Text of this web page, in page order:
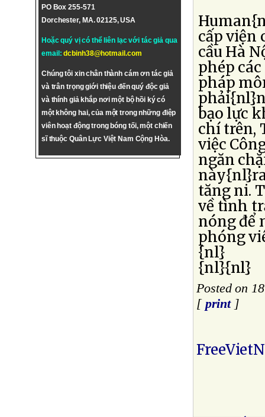
PO Box 255-571
Dorchester, MA. 02125, USA
Hoặc quý vị có thể liên lạc với tác giả qua
email:dcbinh38@hotmail.com
Chúng tôi xin chân thành cám ơn tác giả
và trân trọng giới thiệu đến quý độc giả
và thính giả khắp nơi một bộ hồi ký có
một không hai, của một trong những điệp
viên hoạt động trong bóng tối, một chiến
sĩ thuộc Quân Lực Việt Nam Cộng Hòa.
cấp viện
cầu Hà
phép
pháp
bạo lực
chí trên,
việc
ngăn
tăng ni.
về tình
nóng để
phóng
{nl}
{nl}{nl}
Posted on
[ print]